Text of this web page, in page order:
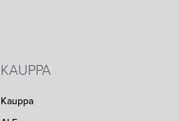
KAUPPA
Kauppa